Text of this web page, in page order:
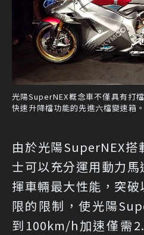
光陽SuperNEX概念車不僅具有打
快速升降檔功能的先進六檔變速箱
由於光陽SuperNEX搭
士可以充分運用動力
揮車輛最大性能，突
限的限制，使光陽
到100km/h加速僅需